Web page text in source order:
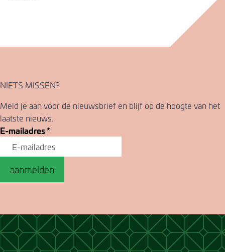
NIETS MISSEN?
Meld je aan voor de nieuwsbrief en blijf op de hoogte van het
laatste nieuws.
E-mailadres*
aanmelden